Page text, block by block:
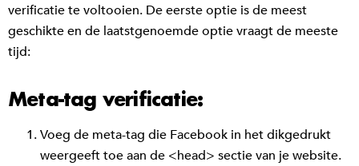
verificatie te voltooien. De eerste optie is de meest
geschikte en de laatstgenoemde optie vraagt de meeste
tijd:
Meta-tag verificatie:
Voeg de meta-tag die Facebook in het dikgedrukt
weergeeft toe aan de <head> sectie van je website.